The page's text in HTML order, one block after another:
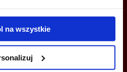
na wszystkie
NUMER, A MY SKONTAKTUJEMY SIĘ